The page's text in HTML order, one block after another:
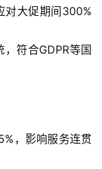
对大促期间300%
符合GDPR等国
，影响服务连贯